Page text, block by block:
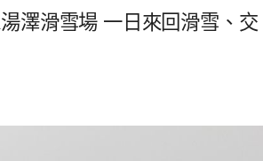
澤滑雪場 一日來回滑雪、交